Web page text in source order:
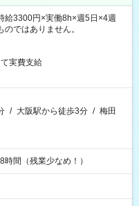
3300円×実働8h×週5日×4週
ではありません。
実費支給
/ 大阪駅から徒歩3分 / 梅田
間（残業少なめ！）